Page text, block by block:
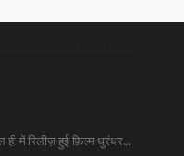
ही में रिलीज़ हुई फ़िल्म धुरंधर...